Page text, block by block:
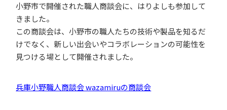
小野市で開催された職人商談会に、はりよしも参加して
きました。
この商談会は、小野市の職人たちの技術や製品を知るだ
けでなく、新しい出会いやコラボレーションの可能性を
見つける場として開催されました。
兵庫小野職人商談会 wazamiruの商談会